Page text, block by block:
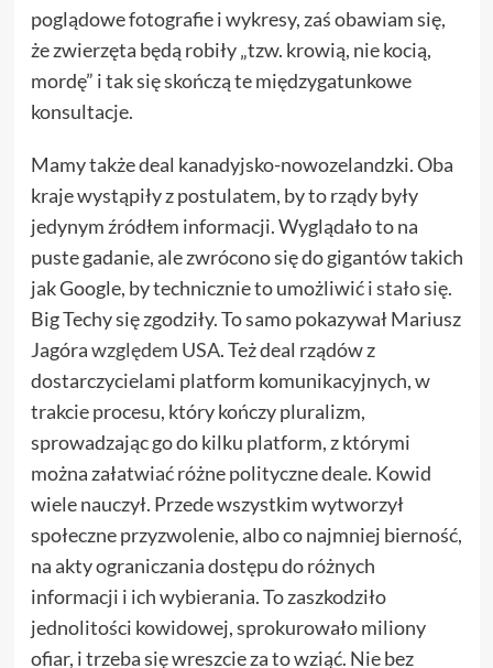
poglądowe fotografie i wykresy, zaś obawiam się,
że zwierzęta będą robiły „tzw. krowią, nie kocią,
mordę” i tak się skończą te międzygatunkowe
konsultacje.
Mamy także deal kanadyjsko-nowozelandzki. Oba
kraje wystąpiły z postulatem, by to rządy były
jedynym źródłem informacji. Wyglądało to na
puste gadanie, ale zwrócono się do gigantów takich
jak Google, by technicznie to umożliwići stało się.
Big Techy się zgodziły. To samo pokazywał Mariusz
Jagórawzględem USA. Też deal rządów z
dostarczycielami platform komunikacyjnych, w
trakcie procesu, który kończy pluralizm,
sprowadzając go do kilku platform, z którymi
można załatwiać różne polityczne deale. Kowid
wiele nauczył. Przede wszystkim wytworzył
społeczne przyzwolenie, albo co najmniej bierność,
na akty ograniczania dostępu do różnych
informacji i ich wybierania. To zaszkodziło
jednolitości kowidowej, sprokurowało miliony
ofiar, i trzeba się wreszcie za to wziąć. Nie bez